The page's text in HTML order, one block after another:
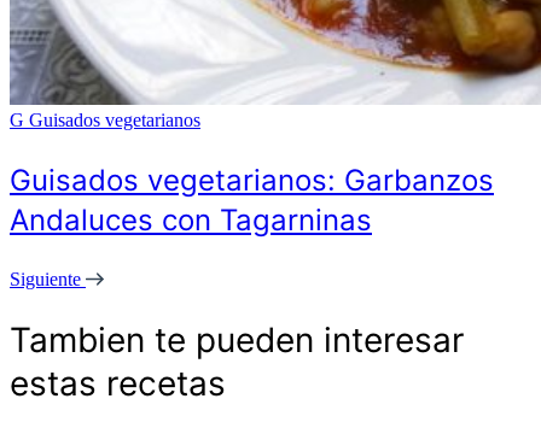
G Guisados vegetarianos
Guisados vegetarianos: Garbanzos
Andaluces con Tagarninas
Siguiente
Tambien te pueden interesar
estas recetas